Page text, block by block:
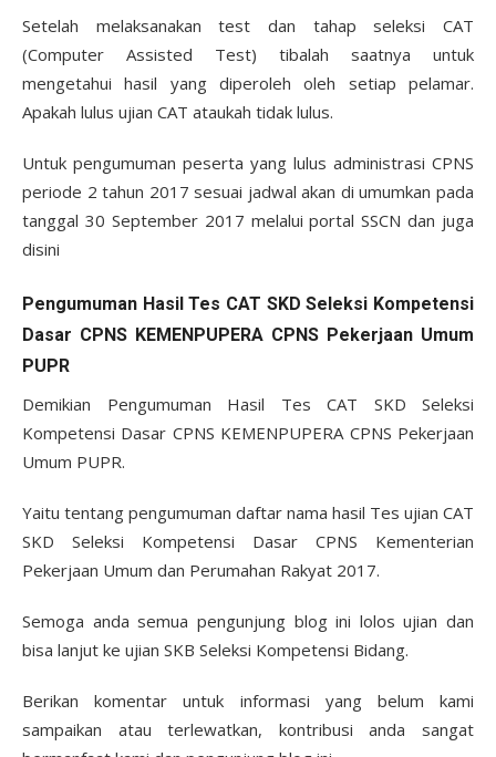
Setelah melaksanakan test dan tahap seleksi CAT
(Computer Assisted Test) tibalah saatnya untuk
mengetahui hasil yang diperoleh oleh setiap pelamar.
Apakah lulus ujian CAT ataukah tidak lulus.
Untuk pengumuman peserta yang lulus administrasi CPNS
periode 2 tahun 2017 sesuai jadwal akan di umumkan pada
tanggal 30 September 2017 melalui portal SSCN dan juga
disini
Pengumuman Hasil Tes CAT SKD Seleksi Kompetensi
Dasar CPNS KEMENPUPERA CPNS Pekerjaan Umum
PUPR
Demikian Pengumuman Hasil Tes CAT SKD Seleksi
Kompetensi Dasar CPNS KEMENPUPERA CPNS Pekerjaan
Umum PUPR.
Yaitu tentang pengumuman daftar nama hasil Tes ujian CAT
SKD Seleksi Kompetensi Dasar CPNS Kementerian
Pekerjaan Umum dan Perumahan Rakyat 2017.
Semoga anda semua pengunjung blog ini lolos ujian dan
bisa lanjut ke ujian SKB Seleksi Kompetensi Bidang.
Berikan komentar untuk informasi yang belum kami
sampaikan atau terlewatkan, kontribusi anda sangat